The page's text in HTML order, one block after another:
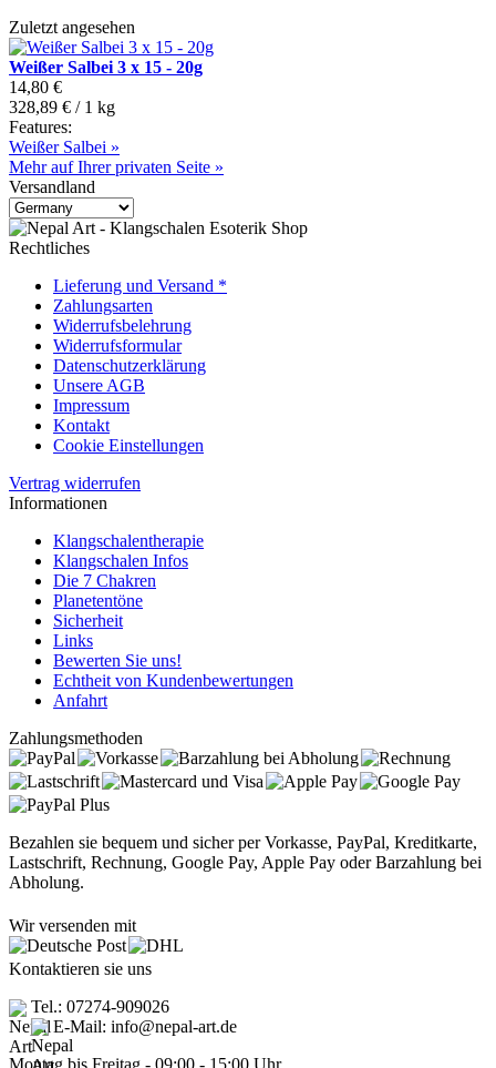
Zuletzt angesehen
Weißer Salbei 3 x 15 - 20g
14,80 €
328,89 € / 1 kg
Features:
Weißer Salbei »
Mehr auf Ihrer privaten Seite »
Versandland
Rechtliches
Lieferung und Versand *
Zahlungsarten
Widerrufsbelehrung
Widerrufsformular
Datenschutzerklärung
Unsere AGB
Impressum
Kontakt
Cookie Einstellungen
Vertrag widerrufen
Informationen
Klangschalentherapie
Klangschalen Infos
Die 7 Chakren
Planetentöne
Sicherheit
Links
Bewerten Sie uns!
Echtheit von Kundenbewertungen
Anfahrt
Zahlungsmethoden
Bezahlen sie bequem und sicher per Vorkasse, PayPal, Kreditkarte,
Lastschrift, Rechnung, Google Pay, Apple Pay oder Barzahlung bei
Abholung.
Wir versenden mit
Kontaktieren sie uns
Tel.: 07274-909026
E-Mail: info@nepal-art.de
Montag bis Freitag - 09:00 - 15:00 Uhr